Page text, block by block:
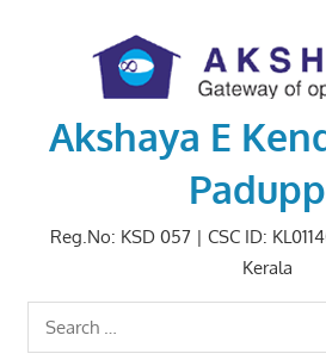
Akshaya E
Reg.No: KSD 057 | CSC ID:
Kerala
Search
for: